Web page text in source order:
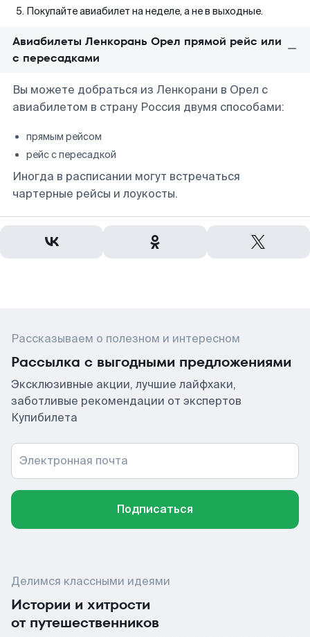
Покупайте авиабилет на неделе, а не в выходные.
Авиабилеты Ленкорань Орел прямой рейс или
с пересадками
Вы можете добраться из Ленкорани в Орел с
авиабилетом в страну Россия двумя способами:
прямым рейсом
рейс с пересадкой
Иногда в расписании могут встречаться
чартерные рейсы и лоукосты.
Рассказываем о полезном и интересном
Рассылка с выгодными предложениями
Эксклюзивные акции, лучшие лайфхаки,
заботливые рекомендации от экспертов
Купибилета
Электронная почта
Подписаться
Делимся классными идеями
Истории и хитрости
от путешественников